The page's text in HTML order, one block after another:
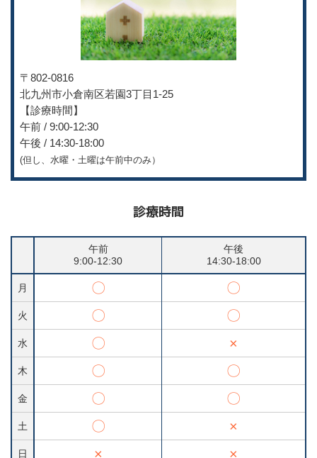
〒802-0816
北九州市小倉南区若園3丁目 1-25
【診療時間】
午前 / 9:00-12:30
午後 / 14:30-18:00
(但し、水曜・土曜は午前中のみ）
診療時間
午前
9:00-12:30
午後
14:30-18:00
月 〇 〇
火 〇 〇
水 〇 ×
木 〇 〇
金 〇 〇
土 〇 ×
日 × ×